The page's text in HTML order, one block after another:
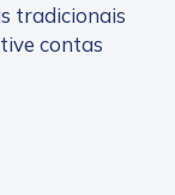
tradicionais
contas